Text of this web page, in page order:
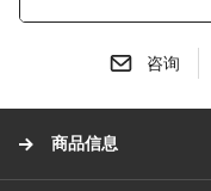
咨询
商品信息